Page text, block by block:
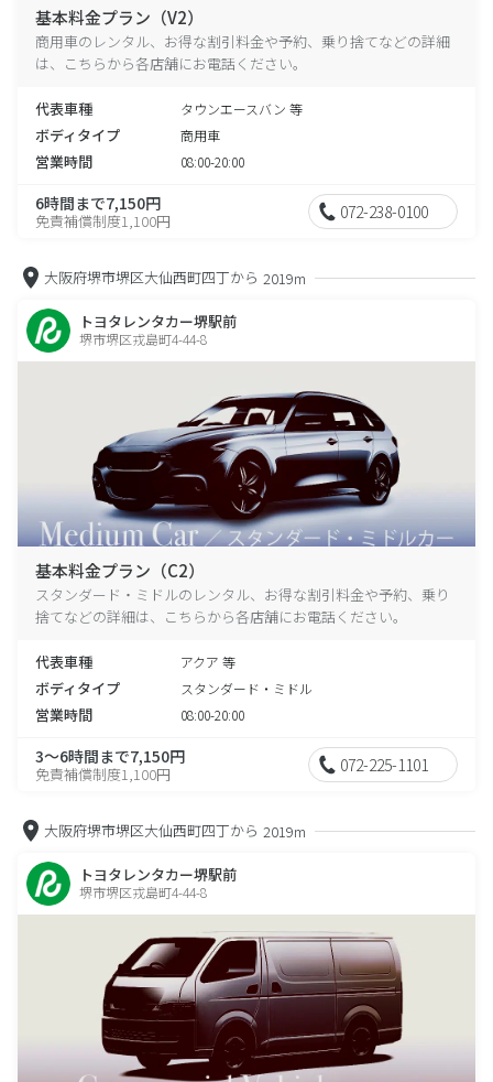
基本料金プラン（V2）
商用車のレンタル、お得な割引料金や予約、乗り捨てなどの詳細
は、こちらから各店舗にお電話ください。
代表車種 タウンエースバン 等
ボディタイプ 商用車
営業時間 08:00-20:00
6時間まで7,150円
免責補償制度1,100円 072-238-0100
大阪府堺市堺区大仙西町四丁から 2019m
トヨタレンタカー堺駅前
堺市堺区戎島町4-44-8
基本料金プラン（C2）
スタンダード・ミドルのレンタル、お得な割引料金や予約、乗り
捨てなどの詳細は、こちらから各店舗にお電話ください。
代表車種 アクア 等
ボディタイプ スタンダード・ミドル
営業時間 08:00-20:00
3～6時間まで7,150円
免責補償制度1,100円 072-225-1101
大阪府堺市堺区大仙西町四丁から 2019m
トヨタレンタカー堺駅前
堺市堺区戎島町4-44-8